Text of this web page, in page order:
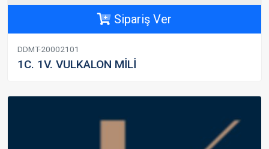
Sipariş Ver
DDMT-20002101
1C. 1V. VULKALON MİLİ